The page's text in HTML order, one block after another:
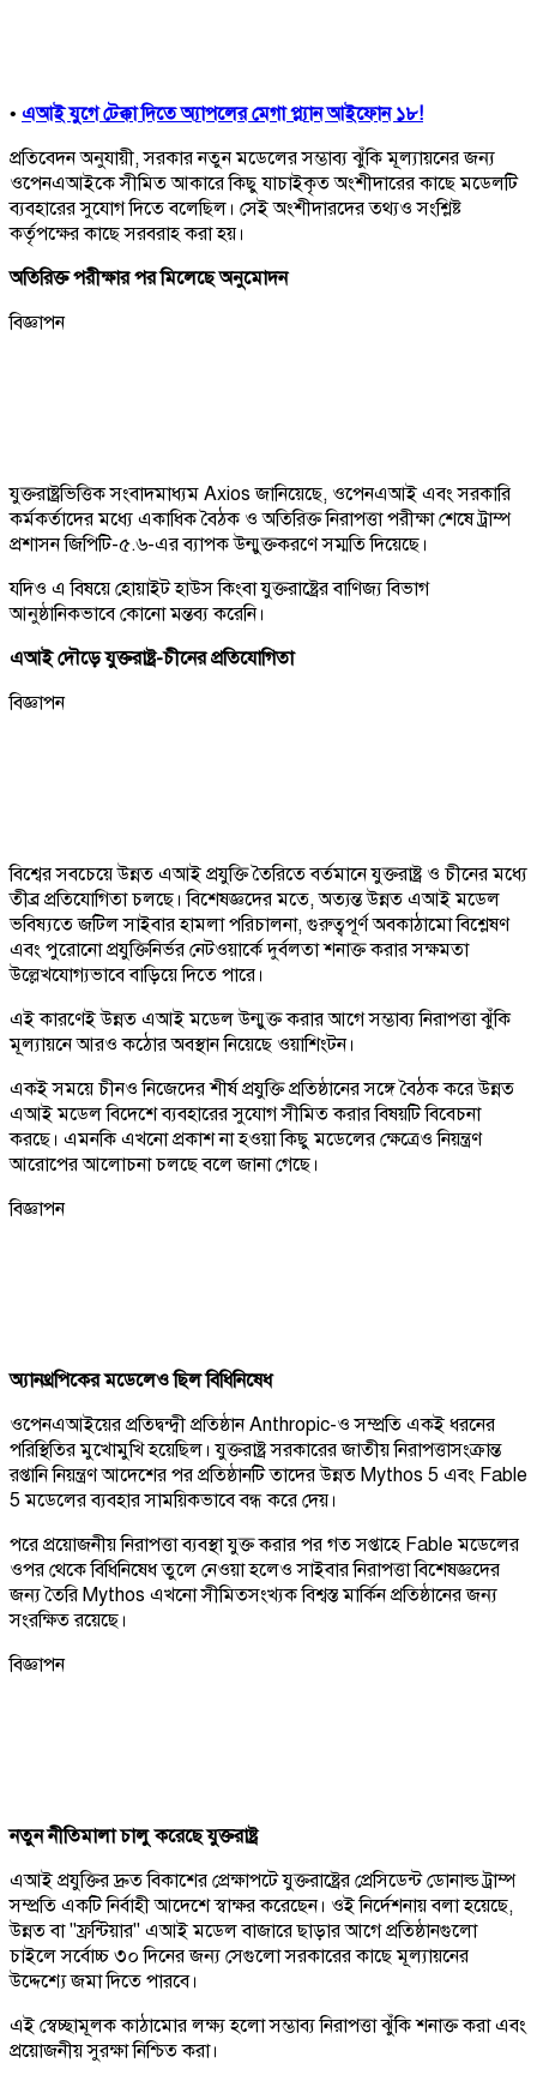
• এআই যুগে টেক্কা দিতে অ্যাপলের মেগা প্ল্যান আইফোন ১৮!
প্রতিবেদন অনুযায়ী, সরকার নতুন মডেলের সম্ভাব্য ঝুঁকি মূল্যায়নের জন্য
ওপেনএআইকে সীমিত আকারে কিছু যাচাইকৃত অংশীদারের কাছে মডেলটি
ব্যবহারের সুযোগ দিতে বলেছিল। সেই অংশীদারদের তথ্যও সংশ্লিষ্ট
কর্তৃপক্ষের কাছে সরবরাহ করা হয়।
অতিরিক্ত পরীক্ষার পর মিলেছে অনুমোদন
বিজ্ঞাপন
যুক্তরাষ্ট্রভিত্তিক সংবাদমাধ্যম Axios জানিয়েছে, ওপেনএআই এবং সরকারি
কর্মকর্তাদের মধ্যে একাধিক বৈঠক ও অতিরিক্ত নিরাপত্তা পরীক্ষা শেষে ট্রাম্প
প্রশাসন জিপিটি-৫.৬-এর ব্যাপক উন্মুক্তকরণে সম্মতি দিয়েছে।
যদিও এ বিষয়ে হোয়াইট হাউস কিংবা যুক্তরাষ্ট্রের বাণিজ্য বিভাগ
আনুষ্ঠানিকভাবে কোনো মন্তব্য করেনি।
এআই দৌড়ে যুক্তরাষ্ট্র-চীনের প্রতিযোগিতা
বিজ্ঞাপন
বিশ্বের সবচেয়ে উন্নত এআই প্রযুক্তি তৈরিতে বর্তমানে যুক্তরাষ্ট্র ও চীনের মধ্যে
তীব্র প্রতিযোগিতা চলছে। বিশেষজ্ঞদের মতে, অত্যন্ত উন্নত এআই মডেল
ভবিষ্যতে জটিল সাইবার হামলা পরিচালনা, গুরুত্বপূর্ণ অবকাঠামো বিশ্লেষণ
এবং পুরোনো প্রযুক্তিনির্ভর নেটওয়ার্কে দুর্বলতা শনাক্ত করার সক্ষমতা
উল্লেখযোগ্যভাবে বাড়িয়ে দিতে পারে।
এই কারণেই উন্নত এআই মডেল উন্মুক্ত করার আগে সম্ভাব্য নিরাপত্তা ঝুঁকি
মূল্যায়নে আরও কঠোর অবস্থান নিয়েছে ওয়াশিংটন।
একই সময়ে চীনও নিজেদের শীর্ষ প্রযুক্তি প্রতিষ্ঠানের সঙ্গে বৈঠক করে উন্নত
এআই মডেল বিদেশে ব্যবহারের সুযোগ সীমিত করার বিষয়টি বিবেচনা
করছে। এমনকি এখনো প্রকাশ না হওয়া কিছু মডেলের ক্ষেত্রেও নিয়ন্ত্রণ
আরোপের আলোচনা চলছে বলে জানা গেছে।
বিজ্ঞাপন
অ্যানথ্রপিকের মডেলেও ছিল বিধিনিষেধ
ওপেনএআইয়ের প্রতিদ্বন্দ্বী প্রতিষ্ঠান Anthropic-ও সম্প্রতি একই ধরনের
পরিস্থিতির মুখোমুখি হয়েছিল। যুক্তরাষ্ট্র সরকারের জাতীয় নিরাপত্তাসংক্রান্ত
রপ্তানি নিয়ন্ত্রণ আদেশের পর প্রতিষ্ঠানটি তাদের উন্নত Mythos 5 এবং Fable
5 মডেলের ব্যবহার সাময়িকভাবে বন্ধ করে দেয়।
পরে প্রয়োজনীয় নিরাপত্তা ব্যবস্থা যুক্ত করার পর গত সপ্তাহে Fable মডেলের
ওপর থেকে বিধিনিষেধ তুলে নেওয়া হলেও সাইবার নিরাপত্তা বিশেষজ্ঞদের
জন্য তৈরি Mythos এখনো সীমিতসংখ্যক বিশ্বস্ত মার্কিন প্রতিষ্ঠানের জন্য
সংরক্ষিত রয়েছে।
বিজ্ঞাপন
নতুন নীতিমালা চালু করেছে যুক্তরাষ্ট্র
এআই প্রযুক্তির দ্রুত বিকাশের প্রেক্ষাপটে যুক্তরাষ্ট্রের প্রেসিডেন্ট ডোনাল্ড ট্রাম্প
সম্প্রতি একটি নির্বাহী আদেশে স্বাক্ষর করেছেন। ওই নির্দেশনায় বলা হয়েছে,
উন্নত বা "ফ্রন্টিয়ার" এআই মডেল বাজারে ছাড়ার আগে প্রতিষ্ঠানগুলো
চাইলে সর্বোচ্চ ৩০ দিনের জন্য সেগুলো সরকারের কাছে মূল্যায়নের
উদ্দেশ্যে জমা দিতে পারবে।
এই স্বেচ্ছামূলক কাঠামোর লক্ষ্য হলো সম্ভাব্য নিরাপত্তা ঝুঁকি শনাক্ত করা এবং
প্রয়োজনীয় সুরক্ষা নিশ্চিত করা।